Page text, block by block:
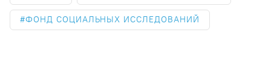
ФОНД СОЦИАЛЬНЫХ ИССЛЕДОВАНИЙ